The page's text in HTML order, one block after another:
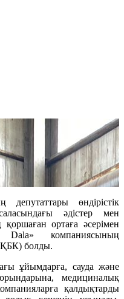
өндірістік
әдістер мен
ортаға әсерімен
компаниясының
болды.
ұйымдарға, сауда және
медициналық
қалдықтарды